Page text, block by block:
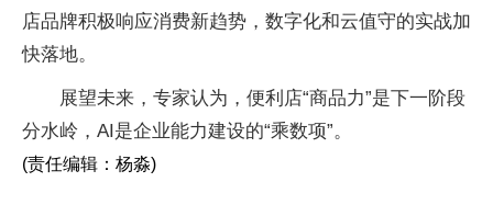
店品牌积极响应消费新趋势，数字化和云值守的实战加
快落地。
展望未来，专家认为，便利店“商品力”是下一阶段
分水岭，AI是企业能力建设的“乘数项”。
(责任编辑：杨淼)